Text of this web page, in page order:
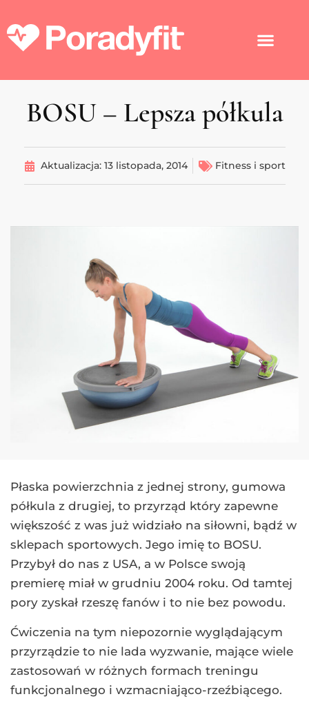
BOSU – Lepsza półkula
Aktualizacja: 13 listopada, 2014 Fitness i sport
Płaska powierzchnia z jednej strony, gumowa
półkula z drugiej, to przyrząd który zapewne
większość z was już widziało na siłowni, bądź w
sklepach sportowych. Jego imię to BOSU.
Przybył do nas z USA, a w Polsce swoją
premierę miał w grudniu 2004 roku. Od tamtej
pory zyskał rzeszę fanów i to nie bez powodu.
Ćwiczenia na tym niepozornie wyglądającym
przyrządzie to nie lada wyzwanie, mające wiele
zastosowań w różnych formach treningu
funkcjonalnego i wzmacniająco-rzeźbiącego.